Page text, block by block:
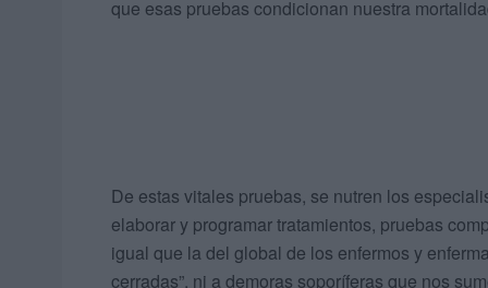
que esas pruebas condicionan nuestra
De estas vitales pruebas, se nutren los
elaborar y programar tratamientos, pruebas
igual que la del global de los enfermos y
cerradas”, ni a demoras soporíferas que nos